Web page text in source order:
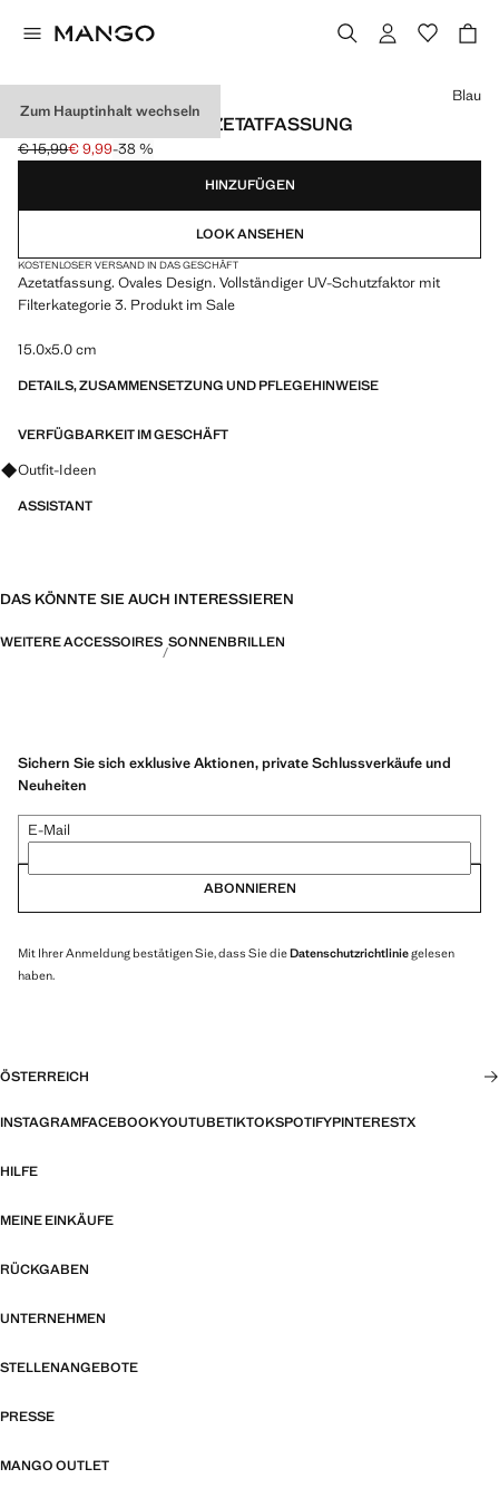
Zum Hauptinhalt wechseln
SONNENBRILLE MIT AZETATFASSUNG
Ausgangspreis durchgestrichen [€ 15,99 ]
€ 15,99
Aktueller Preis [€ 9,99 ]
€ 9,99-38 %
Wählen Sie eine Farbe
Blau
HINZUFÜGEN
LOOK ANSEHEN
KOSTENLOSER VERSAND IN DAS GESCHÄFT
Azetatfassung. Ovales Design. Vollständiger UV-Schutzfaktor mit
Filterkategorie 3. Produkt im Sale
15.0x5.0 cm
DETAILS, ZUSAMMENSETZUNG UND PFLEGEHINWEISE
VERFÜGBARKEIT IM GESCHÄFT
Fragen zu Looks, Kleidungsstücken und Trends
Outfit-Ideen
ASSISTANT
DAS KÖNNTE SIE AUCH INTERESSIEREN
WEITERE ACCESSOIRES SONNENBRILLEN
Sichern Sie sich exklusive Aktionen, private Schlussverkäufe und
Neuheiten
E-Mail
ABONNIEREN
Mit Ihrer Anmeldung bestätigen Sie, dass Sie dieDatenschutzrichtliniegelesen
haben.
ÖSTERREICH
INSTAGRAMFACEBOOKYOUTUBETIKTOKSPOTIFYPINTERESTX
HILFE
MEINE EINKÄUFE
RÜCKGABEN
UNTERNEHMEN
STELLENANGEBOTE
PRESSE
MANGO OUTLET